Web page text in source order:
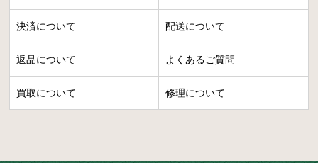
決済について 配送について
返品について よくあるご質問
買取について 修理について